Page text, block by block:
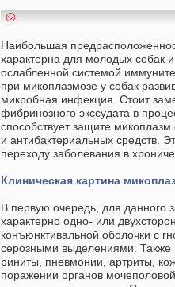
Наибольшая
характерна для молодых собак
ослабленной системой
при микоплазмозе у собак
микробная инфекция. Стоит
фибринозного экссудата в
способствует защите микоплазм
и антибактериальных средств.
переходу заболевания в
Клиническая картина
В первую очередь, для данного
характерно одно- или
конъюнктивальной оболочки с
серозными выделениями. Также
риниты, пневмонии, артриты,
поражении органов